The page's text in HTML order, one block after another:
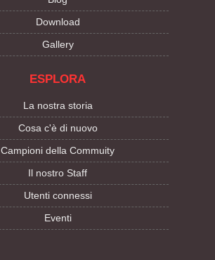
Download
Gallery
ESPLORA
La nostra storia
Cosa c'è di nuovo
Campioni della Commuity
Il nostro Staff
Utenti connessi
Eventi